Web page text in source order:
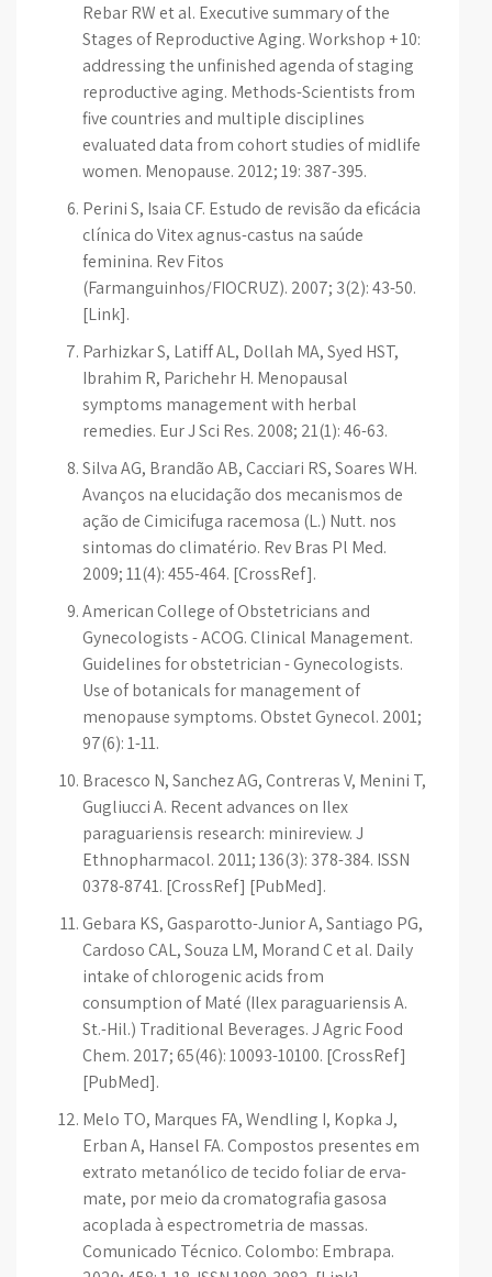
Rebar RW et al. Executive summary of the
Stages of Reproductive Aging. Workshop + 10:
addressing the unfinished agenda of staging
reproductive aging. Methods-Scientists from
five countries and multiple disciplines
evaluated data from cohort studies of midlife
women. Menopause. 2012; 19: 387-395.
Perini S, Isaia CF. Estudo de revisão da eficácia
clínica do Vitex agnus-castus na saúde
feminina. Rev Fitos
(Farmanguinhos/FIOCRUZ). 2007; 3(2): 43-50.
[Link].
Parhizkar S, Latiff AL, Dollah MA, Syed HST,
Ibrahim R, Parichehr H. Menopausal
symptoms management with herbal
remedies. Eur J Sci Res. 2008; 21(1): 46-63.
Silva AG, Brandão AB, Cacciari RS, Soares WH.
Avanços na elucidação dos mecanismos de
ação de Cimicifuga racemosa (L.) Nutt. nos
sintomas do climatério. Rev Bras Pl Med.
2009; 11(4): 455-464. [CrossRef].
American College of Obstetricians and
Gynecologists - ACOG. Clinical Management.
Guidelines for obstetrician - Gynecologists.
Use of botanicals for management of
menopause symptoms. Obstet Gynecol. 2001;
97(6): 1-11.
Bracesco N, Sanchez AG, Contreras V, Menini T,
Gugliucci A. Recent advances on Ilex
paraguariensis research: minireview. J
Ethnopharmacol. 2011; 136(3): 378-384. ISSN
0378-8741. [CrossRef] [PubMed].
Gebara KS, Gasparotto-Junior A, Santiago PG,
Cardoso CAL, Souza LM, Morand C et al. Daily
intake of chlorogenic acids from
consumption of Maté (Ilex paraguariensis A.
St.-Hil.) Traditional Beverages. J Agric Food
Chem. 2017; 65(46): 10093-10100. [CrossRef]
[PubMed].
Melo TO, Marques FA, Wendling I, Kopka J,
Erban A, Hansel FA. Compostos presentes em
extrato metanólico de tecido foliar de erva-
mate, por meio da cromatografia gasosa
acoplada à espectrometria de massas.
Comunicado Técnico. Colombo: Embrapa.